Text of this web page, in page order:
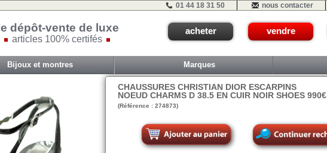
01 44 18 31 50 nous contacter
le dépôt-vente de luxe
articles 100% certifés
acheter vendre
Bijoux et montres Marques
CHAUSSURES CHRISTIAN DIOR ESCARPINS
NOEUD CHARMS D 38.5 EN CUIR NOIR SHOES 990€
(Référence : 274873)